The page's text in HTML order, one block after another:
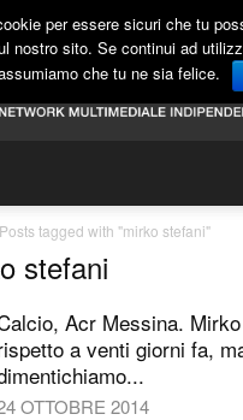
Posts tagged with "mirko stefani"
stefani
Acr Messina.
a venti giorni fa,
OTTOBRE 2014
per essere sicuri che tu
nostro sito. Se continui ad
che tu ne sia felice.